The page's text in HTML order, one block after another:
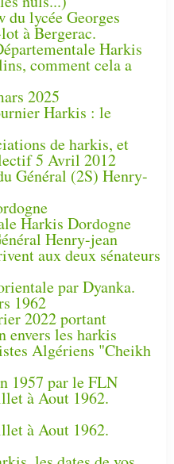
lycée Georges
à Bergerac.
Harkis
comment cela a
2025
Harkis : le
de harkis, et
5 Avril 2012
Général (2S) Henry-
Harkis Dordogne
Henry-jean
aux deux sénateurs
par Dyanka.
1962
2022 portant
envers les harkis
Algériens "Cheikh
1957 par le FLN
à Aout 1962.
à Aout 1962.